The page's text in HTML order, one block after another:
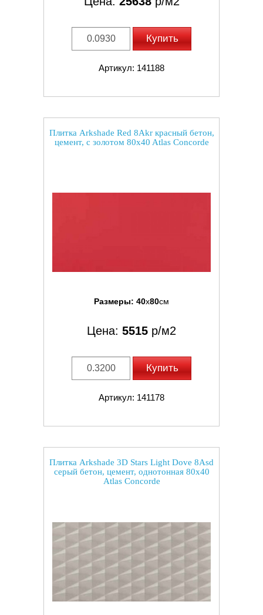
Купить
Артикул: 141188
Плитка Arkshade Red 8Akr красный бетон,
цемент, с золотом 80x40 Atlas Concorde
Размеры: 40x80см
Цена: 5515 р/м2
Купить
Артикул: 141178
Плитка Arkshade 3D Stars Light Dove 8Asd
серый бетон, цемент, однотонная 80x40
Atlas Concorde